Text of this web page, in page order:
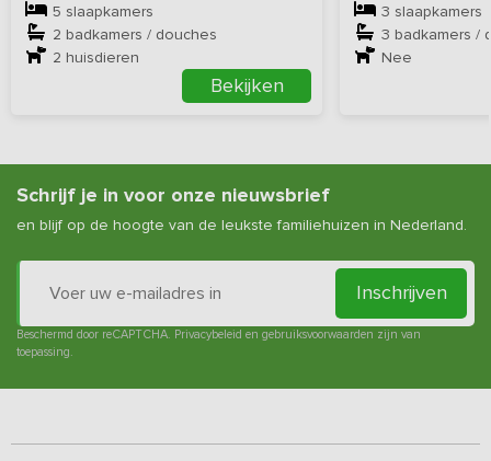
5 slaapkamers
2 badkamers / douches
2 huisdieren
Bekijken
3 slaapkamers
3 badkamers /
Nee
Schrijf je in voor onze nieuwsbrief
en blijf op de hoogte van de leukste familiehuizen in Nederland.
Inschrijven
Beschermd door reCAPTCHA. Privacybeleid en gebruiksvoorwaarden zijn van
toepassing.